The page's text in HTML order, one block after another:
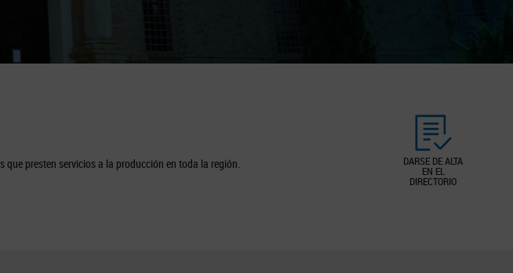
DARSE DE ALTA
EN EL
DIRECTORIO
presten servicios a la producción en toda la región.